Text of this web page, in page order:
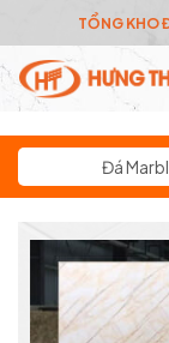
to
content
TỔNG KHO
Đá